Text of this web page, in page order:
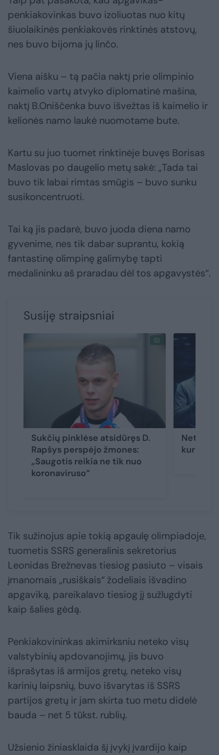
penkiakovinkas buvo izoliuotas nuo kitų
šiuolaikinės penkiakovės rinktinės atstovų,
nes buvo bijoma jų linčo.
Viena aišku – tą pačia naktį prie olimpinio
kaimelio vartų atvyko diplomatinė mašina,
naktį B.Oniščenka buvo išvežtas iš kaimelio ir
kelionės namo laukė nuomotame bute.
Kartu su juo tuomet rinktinėje buvęs Borisas
Maslovas po daugelio metų sakė: „Tada tai
buvo tik labai rimtas smūgis – buvo sunku
susikoncentruoti.
Tai ką jis padarė, buvo juoda diena namo
gyvenime, nes tik dabar suprantu, kokią
fantastinę olimpinę galimybę tapti
medalininku aš praradau dėl tos apgavystės“.
Susiję straipsniai
Sukčių pinklėse atsidūręs D.
Rapšys perspėjo žmones:
„Saugotis reikia ne tik nuo
koronaviruso“
kuris
Tik sužinojus apie tokią apgaulę olimpiadoje,
tuometis SSRS generalinis sekretorius
Leonidas Brežnevas tiesiog pasiuto – visais
įmanomais „rusiškais“ žodeliais išvadino
apgaviką, pareikalavo tiesiog jį sužlugdyti
kaip šalies gėdą.
Penkiakovininkas akimirksniu neteko visų
valstybinių apdovanojimų, jis buvo
išprašytas iš armijos gretų, neteko visų
karinių laipsnių, buvo išvarytas iš SSRS
partijos gretų ir jam skirta tuo metu didelė
bauda – net 5 tūkst. rublių.
Užsienio žiniasklaida šį įvykį įvardijo kaip